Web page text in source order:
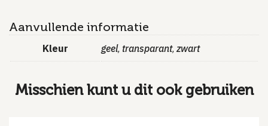
Aanvullende informatie
Kleur geel, transparant, zwart
Misschien kunt u dit ook gebruiken